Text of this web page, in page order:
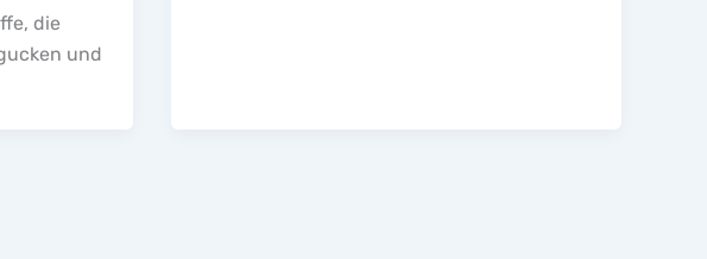
die
und